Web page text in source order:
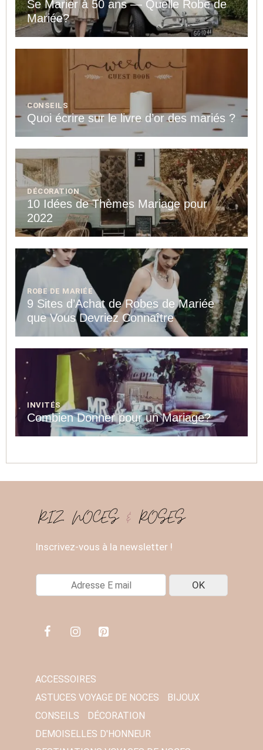
Se Marier à 50 ans — Quelle Robe de
Mariée?
CONSEILS
Quoi écrire sur le livre d’or des mariés ?
DÉCORATION
10 Idées de Thèmes Mariage pour
2022
ROBE DE MARIÉE
9 Sites d’Achat de Robes de Mariée
que Vous Devriez Connaître
INVITÉS
Combien Donner pour un Mariage?
Inscrivez-vous à la newsletter !
E
OK
ACCESSOIRES
ASTUCES VOYAGE DE NOCES
BIJOUX
CONSEILS
DÉCORATION
DEMOISELLES D'HONNEUR